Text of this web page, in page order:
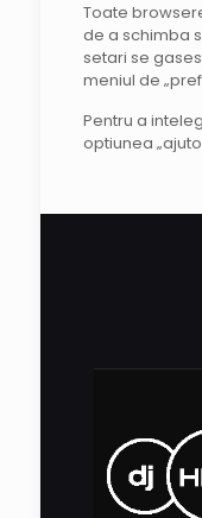
Toate
de a schimba
setari se
meniul de
Pentru a
optiunea